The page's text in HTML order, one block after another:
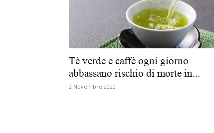
Tè verde e caffè ogni giorno
abbassano rischio di morte in...
2 Novembre 2020